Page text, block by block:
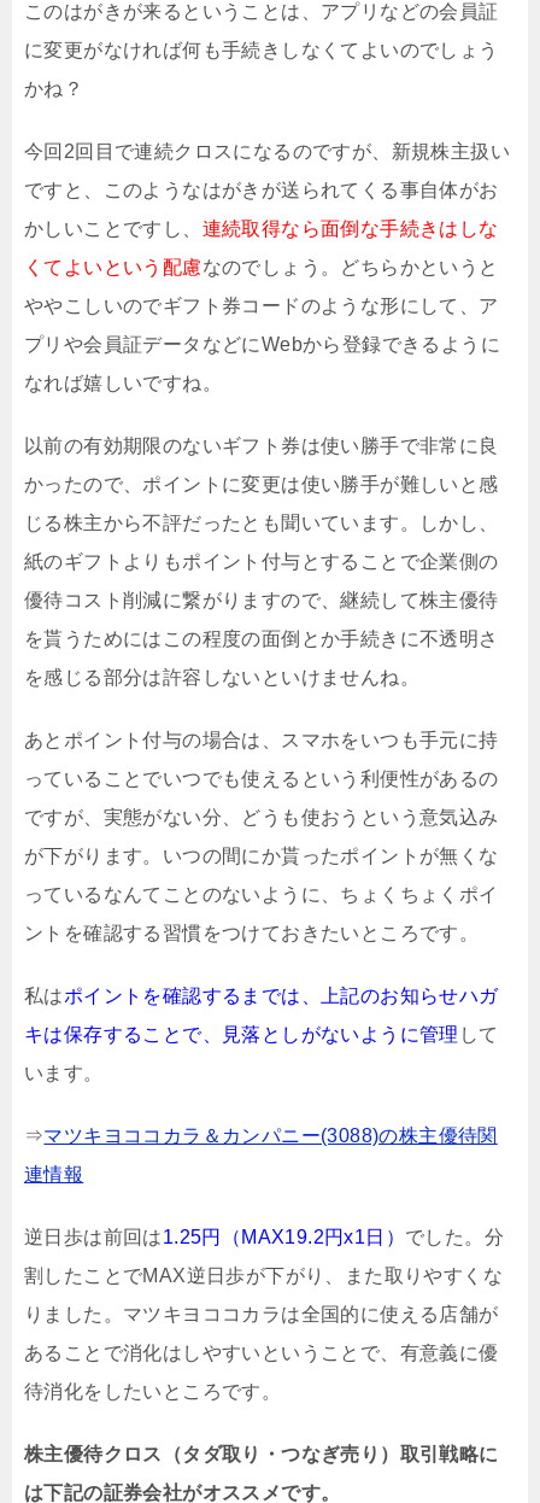
このはがきが来るということは、アプリなどの会員証
に変更がなければ何も手続きしなくてよいのでしょう
かね？
今回2回目で連続クロスになるのですが、新規株主扱い
ですと、このようなはがきが送られてくる事自体がお
かしいことですし、 連続取得なら面倒な手続きはしな
くてよいという配慮なのでしょう。どちらかというと
ややこしいのでギフト券コードのような形にして、ア
プリや会員証データなどにWebから登録できるように
なれば嬉しいですね。
以前の有効期限のないギフト券は使い勝手で非常に良
かったので、ポイントに変更は使い勝手が難しいと感
じる株主から不評だったとも聞いています。しかし、
紙のギフトよりもポイント付与とすることで企業側の
優待コスト削減に繋がりますので、継続して株主優待
を貰うためにはこの程度の面倒とか手続きに不透明さ
を感じる部分は許容しないといけませんね。
あとポイント付与の場合は、スマホをいつも手元に持
っていることでいつでも使えるという利便性があるの
ですが、実態がない分、どうも使おうという意気込み
が下がります。いつの間にか貰ったポイントが無くな
っているなんてことのないように、ちょくちょくポイ
ントを確認する習慣をつけておきたいところです。
私はポイントを確認するまでは、上記のお知らせハガ
キは保存することで、見落としがないように管理 して
います。
⇒マツキヨココカラ＆カンパニー(3088)の株主優待関
連情報
逆日歩は前回は1.25円（MAX19.2円x1日） でした 。分
割したことでMAX逆日歩が下がり、また取りやすくな
りました。マツキヨココカラは全国的に使える店舗が
あることで消化はしやすいということで、有意義に優
待消化をしたいところです。
株主優待クロス（タダ取り・つなぎ売り）取引戦略に
は下記の証券会社がオススメです。